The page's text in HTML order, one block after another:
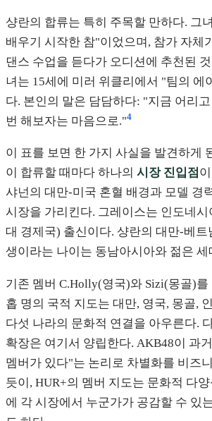
샹란의 합류는 특히 주목할 만하다. 그
배우기 시작한 참"이었으며, 참가 자체
댄스 수업을 듣다가 오디션에 추천된
녀는 15세에 미러 위클리에서 "팀의 에
다. 본인의 말은 담담하다: "지금 어리
번 해보자는 마음으로."4
이 표를 보면 한 가지 사실을 발견하게
이 합류할 때마다 하나의 시장 진입점
샤넌의 대만-미국 혼혈 배경과 모델 경
시장을 가리킨다. 그레이스는 인도네시
대 경제국) 출신이다. 샹란의 대만-베트
생이라는 나이는 동남아시아와 젊은 세
기존 멤버 C.Holly(영국)와 Sizi(몽골)를
홉 명의 국적 지도는 대만, 영국, 몽골,
다섯 나라의 문화적 연결을 아우른다.
확장은 여기서 양립한다. AKB48이 과
멤버가 있다"는 논리로 차별화를 비즈
듯이, HUR+의 멤버 지도는 문화적 다
에 각 시장에서 누군가가 공감할 수 있